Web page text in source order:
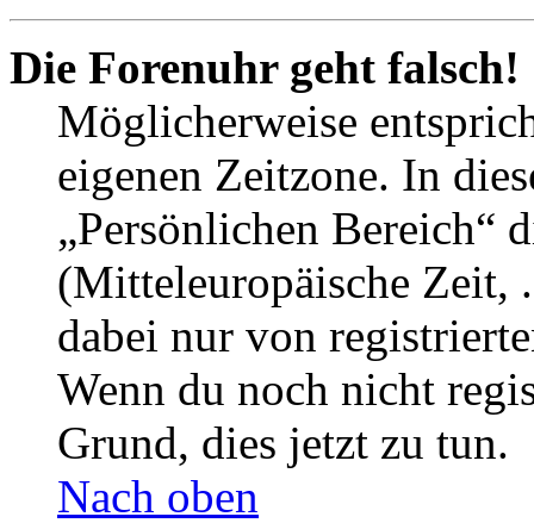
Die Forenuhr geht falsch!
Möglicherweise
eigenen Zeitzone. In
„Persönlichen Bereich“
(Mitteleuropäische Zeit,
dabei nur von
Wenn du noch nicht
Grund, dies jetzt zu tun.
Nach oben